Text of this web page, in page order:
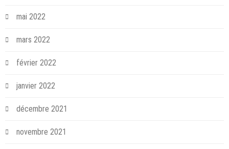
mai 2022
mars 2022
février 2022
janvier 2022
décembre 2021
novembre 2021